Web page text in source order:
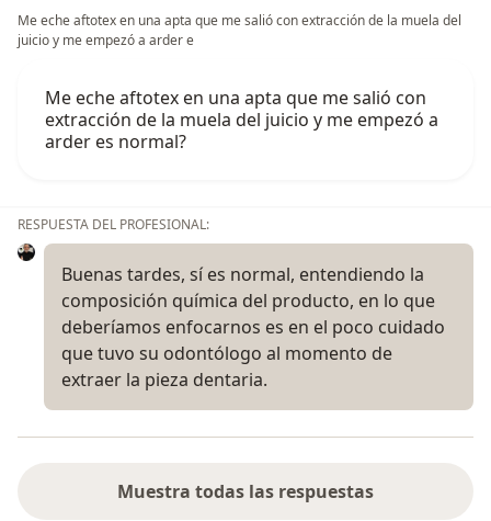
Me eche aftotex en una apta que me salió con extracción de la muela del
juicio y me empezó a arder e
Me eche aftotex en una apta que me salió con
extracción de la muela del juicio y me empezó a
arder es normal?
RESPUESTA DEL PROFESIONAL:
Buenas tardes, sí es normal, entendiendo la
composición química del producto, en lo que
deberíamos enfocarnos es en el poco cuidado
que tuvo su odontólogo al momento de
extraer la pieza dentaria.
Muestra todas las respuestas